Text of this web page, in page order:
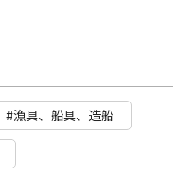
#漁具、船具、造船